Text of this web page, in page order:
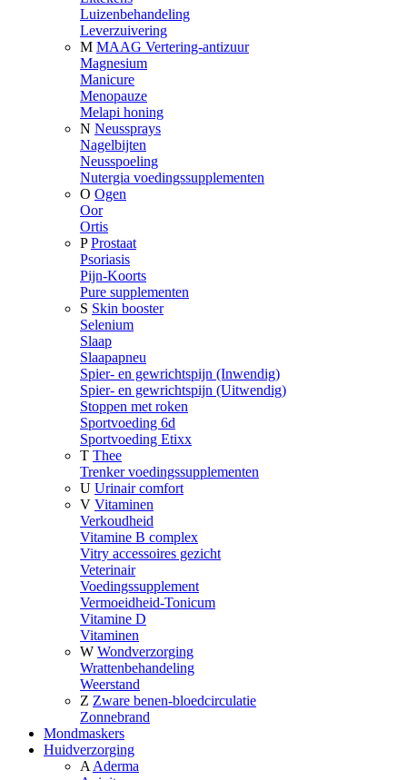
Luizenbehandeling
Leverzuivering
M MAAG Vertering-antizuur
Magnesium
Manicure
Menopauze
Melapi honing
N Neussprays
Nagelbijten
Neusspoeling
Nutergia voedingssupplementen
O Ogen
Oor
Ortis
P Prostaat
Psoriasis
Pijn-Koorts
Pure supplementen
S Skin booster
Selenium
Slaap
Slaapapneu
Spier- en gewrichtspijn (Inwendig)
Spier- en gewrichtspijn (Uitwendig)
Stoppen met roken
Sportvoeding 6d
Sportvoeding Etixx
T Thee
Trenker voedingssupplementen
U Urinair comfort
V Vitaminen
Verkoudheid
Vitamine B complex
Vitry accessoires gezicht
Veterinair
Voedingssupplement
Vermoeidheid-Tonicum
Vitamine D
Vitaminen
W Wondverzorging
Wrattenbehandeling
Weerstand
Z Zware benen-bloedcirculatie
Zonnebrand
Mondmaskers
Huidverzorging
A Aderma